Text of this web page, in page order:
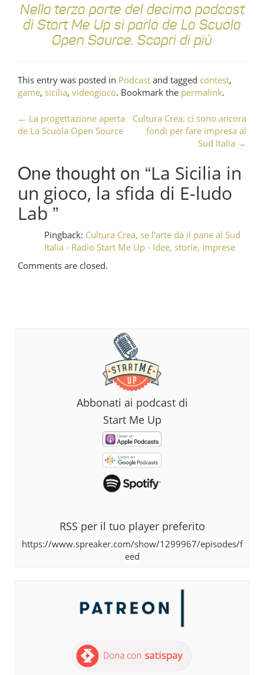
Nella terza parte del decimo podcast
di Start Me Up si parla de La Scuola
Open Source. Scopri di più
This entry was posted in Podcast and tagged contest,
game, sicilia, videogioco. Bookmark the permalink.
Post navigation
← La progettazione aperta
de La Scuola Open Source
Cultura Crea: ci sono ancora
fondi per fare impresa al
Sud Italia →
One thought on “La Sicilia in
un gioco, la sfida di E-ludo
Lab ”
Pingback: Cultura Crea, se l'arte dà il pane al Sud
Italia - Radio Start Me Up - Idee, storie, imprese
Comments are closed.
Abbonati ai podcast di
Start Me Up
RSS per il tuo player preferito
https://www.spreaker.com/show/1299967/episodes/f
eed